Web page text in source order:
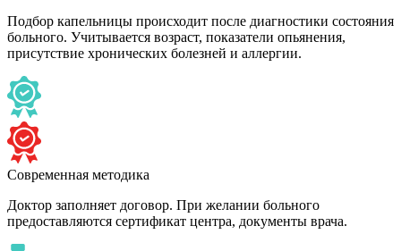
Подбор капельницы происходит после диагностики состояния
больного. Учитывается возраст, показатели опьянения,
присутствие хронических болезней и аллергии.
Современная методика
Доктор заполняет договор. При желании больного
предоставляются сертификат центра, документы врача.